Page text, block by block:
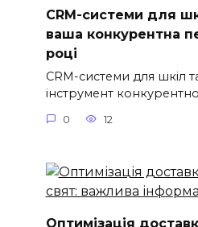
CRM-системи для
ваша конкурентна
році
CRM-системи для шкіл
інструмент
0 12
Оптимізація